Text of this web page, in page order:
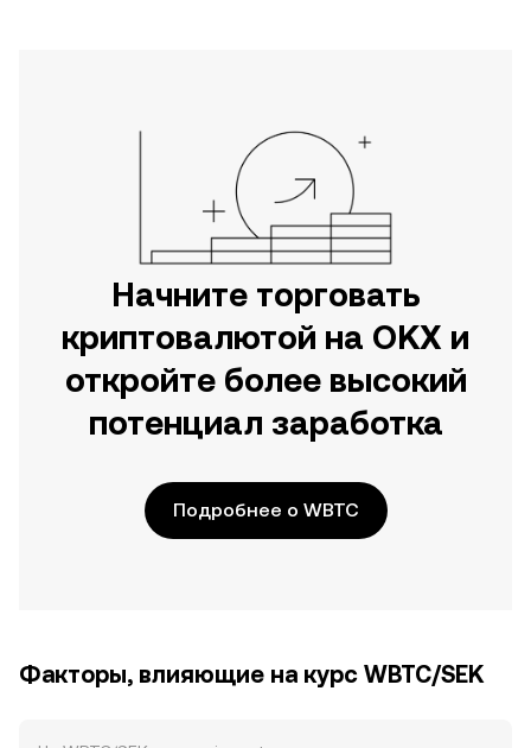
Начните торговать
криптовалютой на OKX и
откройте более высокий
потенциал заработка
Подробнее о WBTC
Факторы, влияющие на курс WBTC/SEK